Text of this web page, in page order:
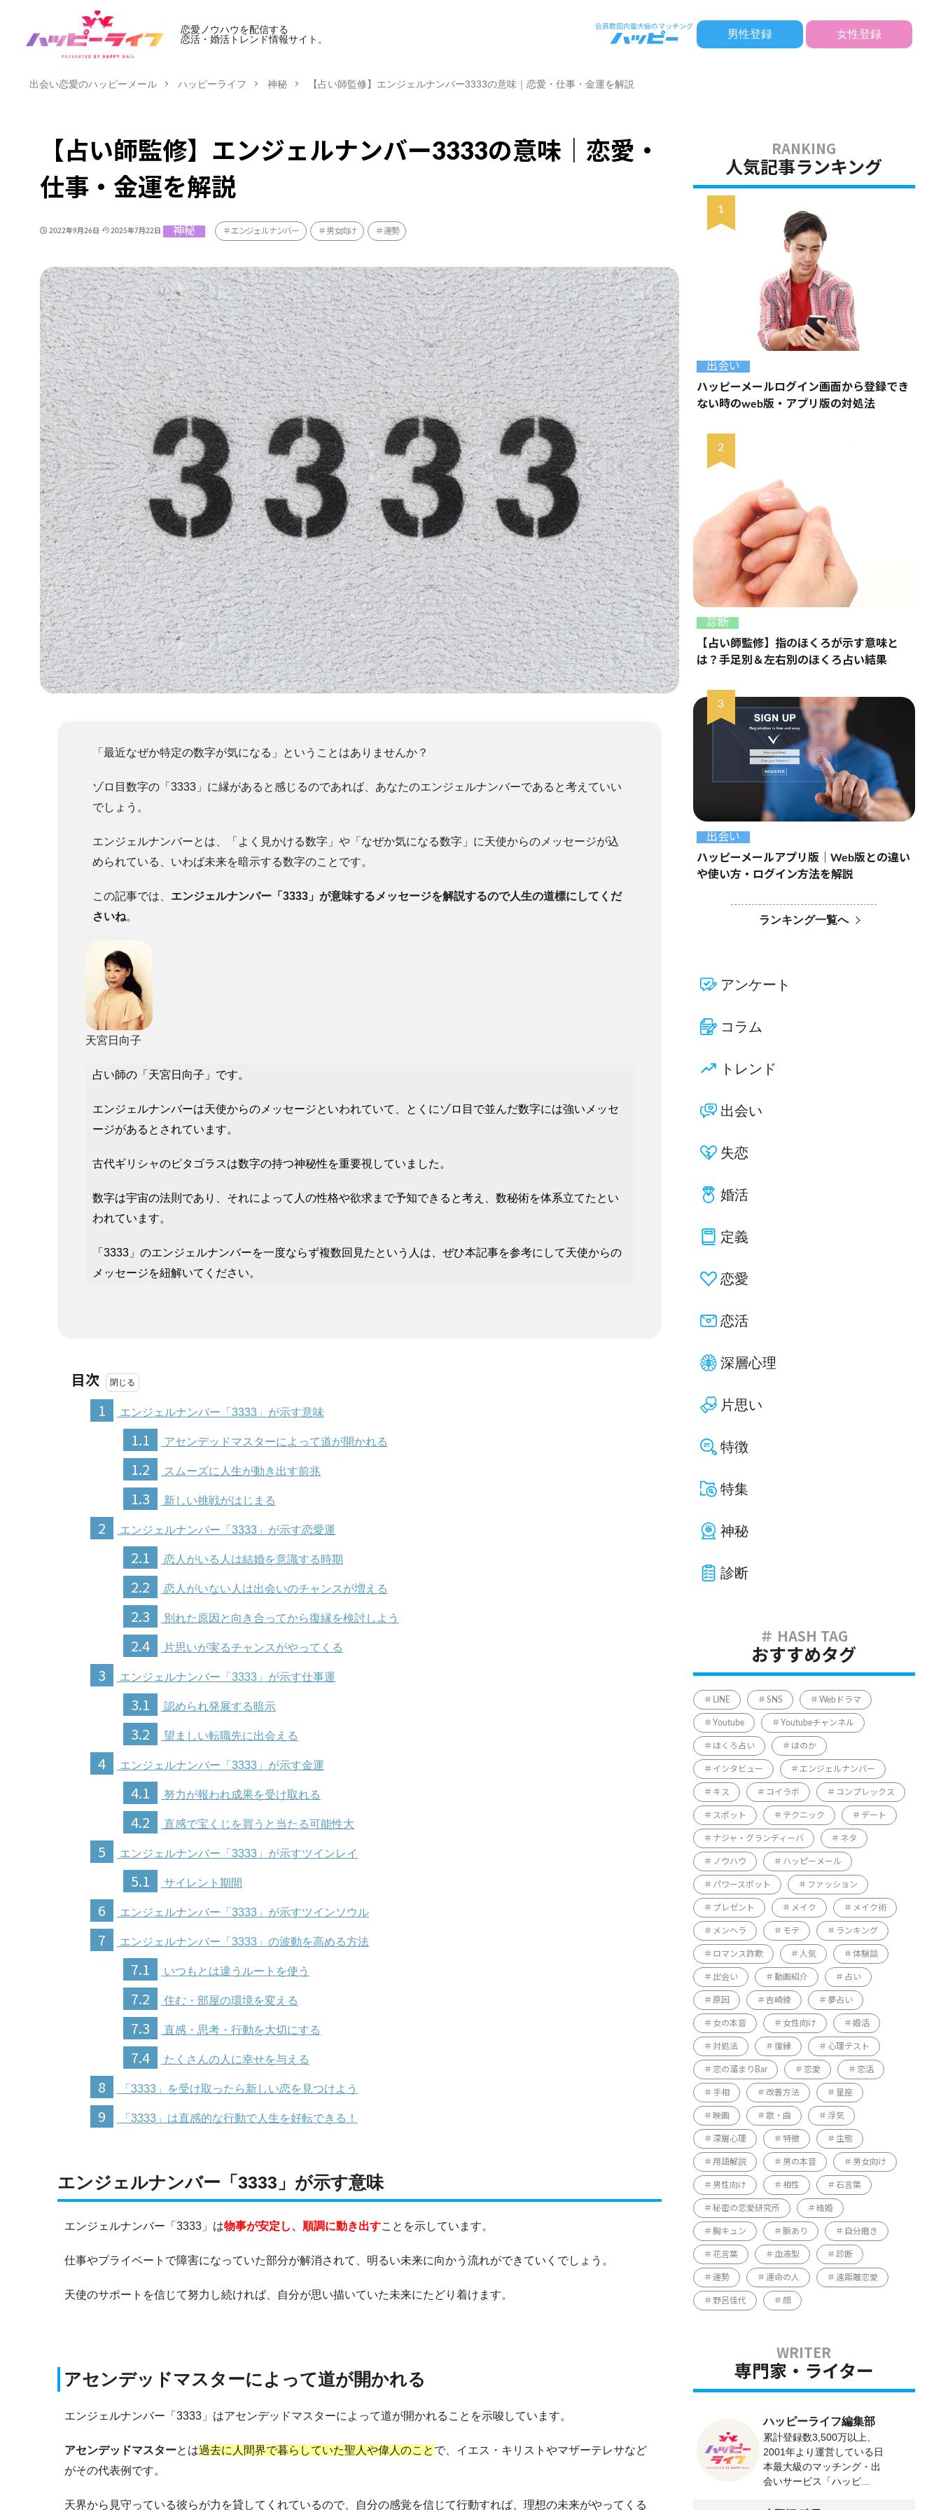
恋愛ノウハウを配信する
恋活・婚活トレンド情報サイト。
男性登録 女性登録
出会い恋愛のハッピーメール ハッピーライフ 神秘 【占い師監修】エンジェルナンバー3333の意味｜恋愛・仕事・金運を解説
【占い師監修】エンジェルナンバー3333の意味｜恋愛・
仕事・金運を解説
2022年9月26日 2025年7月22日 神秘 エンジェルナンバー 男女向け 運勢
「最近なぜか特定の数字が気になる」ということはありませんか？
ゾロ目数字の「3333」に縁があると感じるのであれば、あなたのエンジェルナンバーであると考えていい
でしょう。
エンジェルナンバーとは、「よく見かける数字」や「なぜか気になる数字」に天使からのメッセージが込
められている、いわば未来を暗示する数字のことです。
この記事では、 エンジェルナンバー「3333」が意味するメッセージを解説するので人生の道標にしてくだ
さいね。
天宮日向子
占い師の「天宮日向子」です。
エンジェルナンバーは天使からのメッセージといわれていて、とくにゾロ目で並んだ数字には強いメッセ
ージがあるとされています。
古代ギリシャのピタゴラスは数字の持つ神秘性を重要視していました。
数字は宇宙の法則であり、それによって人の性格や欲求まで予知できると考え、数秘術を体系立てたとい
われています。
「3333」のエンジェルナンバーを一度ならず複数回見たという人は、ぜひ本記事を参考にして天使からの
メッセージを紐解いてください。
目次
1
エンジェルナンバー「3333」が示す意味
1.1 アセンデッドマスターによって道が開かれる
1.2 スムーズに人生が動き出す前兆
1.3 新しい挑戦がはじまる
2 エンジェルナンバー「3333」が示す恋愛運
2.1 恋人がいる人は結婚を意識する時期
2.2 恋人がいない人は出会いのチャンスが増える
2.3 別れた原因と向き合ってから復縁を検討しよう
2.4 片思いが実るチャンスがやってくる
3 エンジェルナンバー「3333」が示す仕事運
3.1 認められ発展する暗示
3.2 望ましい転職先に出会える
4 エンジェルナンバー「3333」が示す金運
4.1 努力が報われ成果を受け取れる
4.2 直感で宝くじを買うと当たる可能性大
5 エンジェルナンバー「3333」が示すツインレイ
5.1 サイレント期間
6 エンジェルナンバー「3333」が示すツインソウル
7 エンジェルナンバー「3333」の波動を高める方法
7.1 いつもとは違うルートを使う
7.2 住む・部屋の環境を変える
7.3 直感・思考・行動を大切にする
7.4 たくさんの人に幸せを与える
8 「3333」を受け取ったら新しい恋を見つけよう
9 「3333」は直感的な行動で人生を好転できる！
エンジェルナンバー「3333」が示す意味
エンジェルナンバー「3333」は物事が安定し、順調に動き出すことを示しています。
仕事やプライベートで障害になっていた部分が解消されて、明るい未来に向かう流れができていくでしょう。
天使のサポートを信じて努力し続ければ、自分が思い描いていた未来にたどり着けます。
アセンデッドマスターによって道が開かれる
エンジェルナンバー「3333」はアセンデッドマスターによって道が開かれることを示唆しています。
アセンデッドマスターとは過去に人間界で暮らしていた聖人や偉人のこと で、イエス・キリストやマザーテレサなど
がその代表例です。
天界から見守っている彼らが力を貸してくれているので、自分の感覚を信じて行動すれば、理想の未来がやってくる
人気記事ランキング
出会い
ハッピーメールログイン画面から登録でき
ない時のweb版・アプリ版の対処法
診断
【占い師監修】指のほくろが示す意味と
は？手足別＆左右別のほくろ占い結果
出会い
ハッピーメールアプリ版｜Web版との違い
や使い方・ログイン方法を解説
ランキング一覧へ
アンケート
コラム
トレンド
出会い
失恋
婚活
定義
恋愛
恋活
深層心理
片思い
特徴
特集
神秘
診断
おすすめタグ
LINE SNS Webドラマ
Youtube Youtubeチャンネル
ほくろ占い ほのか
インタビュー エンジェルナンバー
キス コイラボ コンプレックス
スポット テクニック デート
ナジャ・グランディーバ ネタ
ノウハウ ハッピーメール
パワースポット ファッション
プレゼント メイク メイク術
メンヘラ モテ ランキング
ロマンス詐欺 人気 体験談
出会い 動画紹介 占い
原因 吉崎綾 夢占い
女の本音 女性向け 婚活
対処法 復縁 心理テスト
恋の溜まりBar 恋愛 恋活
手相 改善方法 星座
映画 歌・曲 浮気
深層心理 特徴 生態
用語解説 男の本音 男女向け
男性向け 相性 石言葉
秘密の恋愛研究所 結婚
胸キュン 脈あり 自分磨き
花言葉 血液型 診断
運勢 運命の人 遠距離恋愛
野呂佳代 顔
専門家・ライター
ハッピーライフ編集部
累計登録数3,500万以上、
2001年より運営している日
本最大級のマッチング・出
会いサービス「ハッピ...